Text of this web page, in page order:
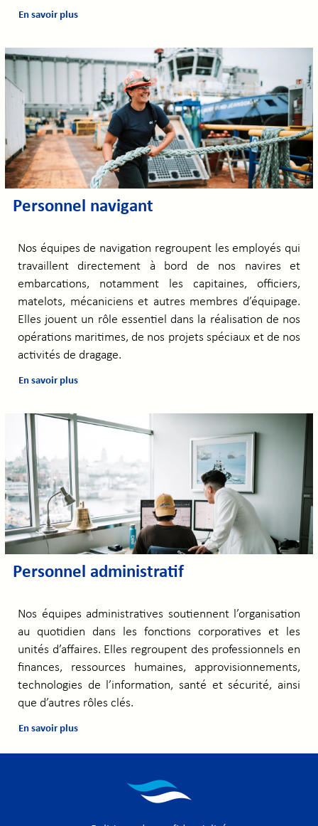
En savoir plus
Personnel navigant
Nos équipes de navigation regroupent les employés qui
travaillent directement à bord de nos navires et
embarcations, notamment les capitaines, officiers,
matelots, mécaniciens et autres membres d’équipage.
Elles jouent un rôle essentiel dans la réalisation de nos
opérations maritimes, de nos projets spéciaux et de nos
activités de dragage.
En savoir plus
Personnel administratif
Nos équipes administratives soutiennent l’organisation
au quotidien dans les fonctions corporatives et les
unités d’affaires. Elles regroupent des professionnels en
finances, ressources humaines, approvisionnements,
technologies de l’information, santé et sécurité, ainsi
que d’autres rôles clés.
En savoir plus